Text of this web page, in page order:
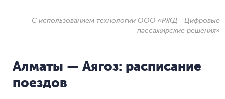
С использованием технологии ООО «РЖД - Цифровые
пассажирские решения»
Алматы — Аягоз: расписание
поездов